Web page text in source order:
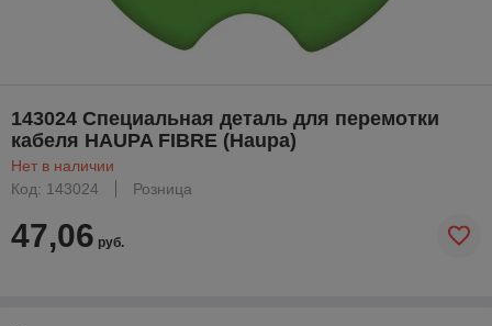
143024 Специальная деталь для перемотки
кабеля HAUPA FIBRE (Haupa)
Нет в наличии
Код: 143024
Розница
47,06 руб.